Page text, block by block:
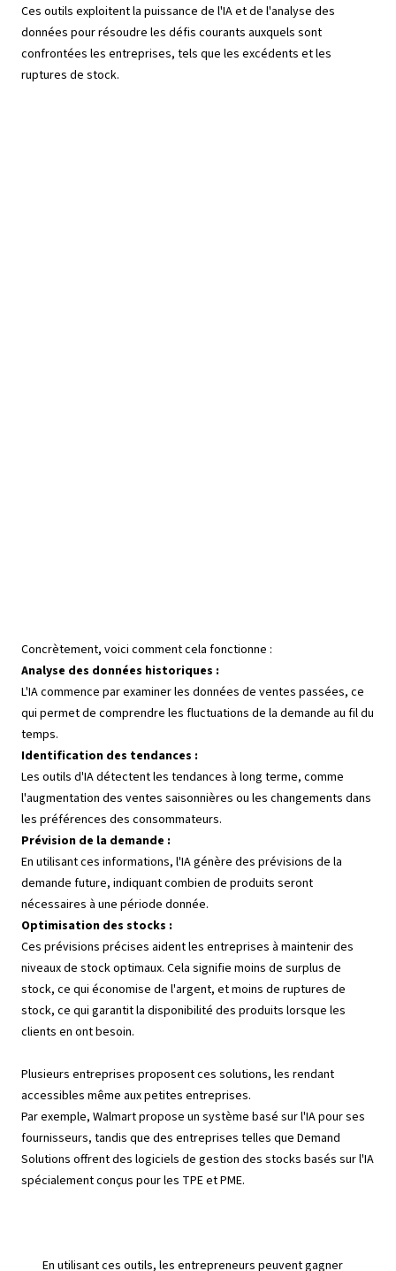
Ces outils exploitent la puissance de l'IA et de l'analyse des
données pour résoudre les défis courants auxquels sont
confrontées les entreprises, tels que les excédents et les
ruptures de stock.
Concrètement, voici comment cela fonctionne :
Analyse des données historiques :
L'IA commence par examiner les données de ventes passées, ce
qui permet de comprendre les fluctuations de la demande au fil du
temps.
Identification des tendances :
Les outils d'IA détectent les tendances à long terme, comme
l'augmentation des ventes saisonnières ou les changements dans
les préférences des consommateurs.
Prévision de la demande :
En utilisant ces informations, l'IA génère des prévisions de la
demande future, indiquant combien de produits seront
nécessaires à une période donnée.
Optimisation des stocks :
Ces prévisions précises aident les entreprises à maintenir des
niveaux de stock optimaux. Cela signifie moins de surplus de
stock, ce qui économise de l'argent, et moins de ruptures de
stock, ce qui garantit la disponibilité des produits lorsque les
clients en ont besoin.
Plusieurs entreprises proposent ces solutions, les rendant
accessibles même aux petites entreprises.
Par exemple, Walmart propose un système basé sur l'IA pour ses
fournisseurs, tandis que des entreprises telles que Demand
Solutions offrent des logiciels de gestion des stocks basés sur l'IA
spécialement conçus pour les TPE et PME.
En utilisant ces outils, les entrepreneurs peuvent gagner